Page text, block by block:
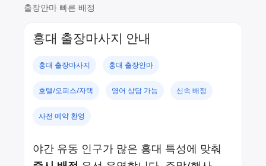
출장안마 빠른 배정
홍대 출장마사지 안내
홍대 출장마사지 홍대 출장안마
호텔/오피스/자택 영어 상담 가능 신속 배정
사전 예약 환영
야간 유동 인구가 많은 홍대 특성에 맞춰